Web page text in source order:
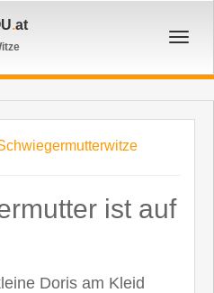
.at
ist auf
Doris am Kleid